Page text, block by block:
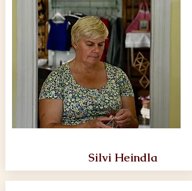
Silvi Heindla